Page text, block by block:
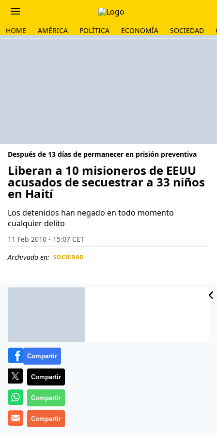
HOME AMÉRICA POLÍTICA ECONOMÍA SOCIEDAD
Después de 13 días de permanecer en prisión preventiva
Liberan a 10 misioneros de EEUU
acusados de secuestrar a 33 niños
en Haití
Los detenidos han negado en todo momento
cualquier delito
11 Feb 2010 - 15:07 CET
Archivado en: SOCIEDAD
Después de 13 días de permanecer en prisión
preventiva acusados de presunto secuestro de niños
Compartir
Compartir
Compartir
Compartir